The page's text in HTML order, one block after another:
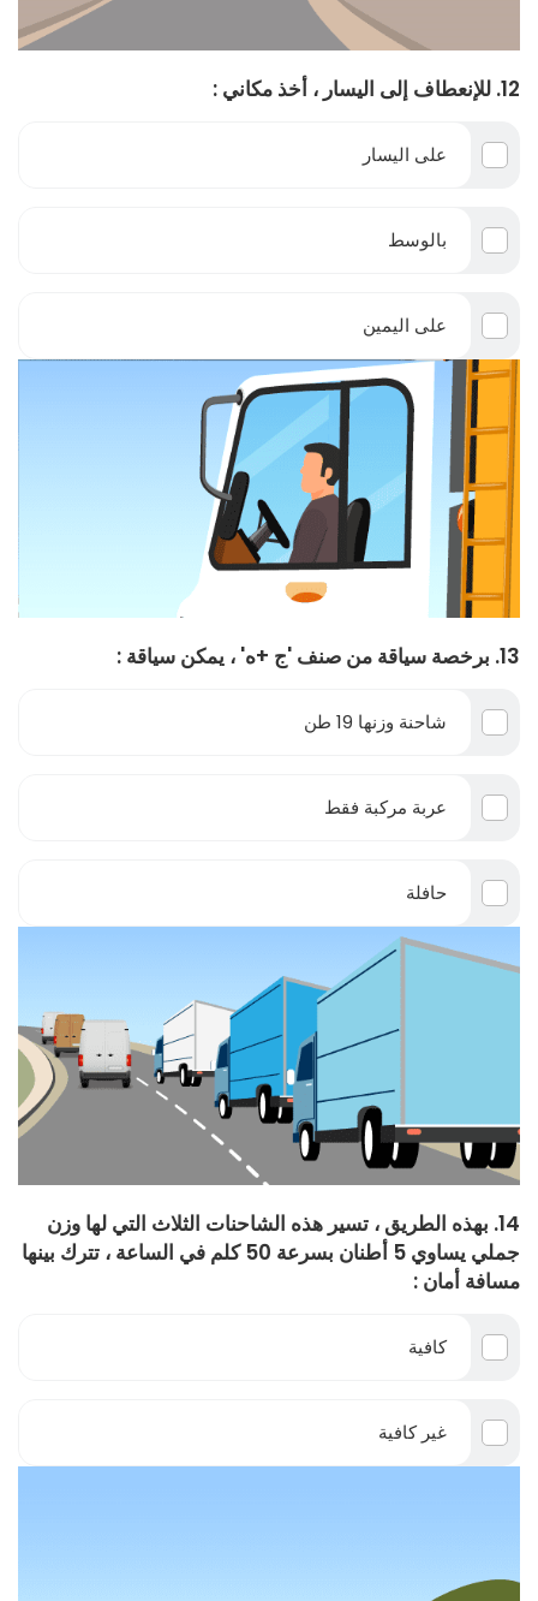
12. للإنعطاف إلى اليسار ، أخذ مكاني :
على اليسار
بالوسط
على اليمين
13. برخصة سياقة من صنف 'ج +ه' ، يمكن سياقة :
شاحنة وزنها 19 طن
عربة مركبة فقط
حافلة
14. بهذه الطريق ، تسير هذه الشاحنات الثلاث التي لها وزن
جملي يساوي 5 أطنان بسرعة 50 كلم في الساعة ، تترك بينها
مسافة أمان :
كافية
غير كافية